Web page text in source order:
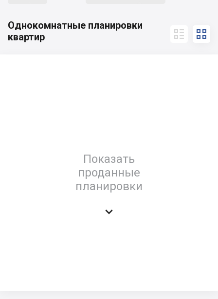
Однокомнатные планировки
квартир
 
Показать
проданные
планировки
